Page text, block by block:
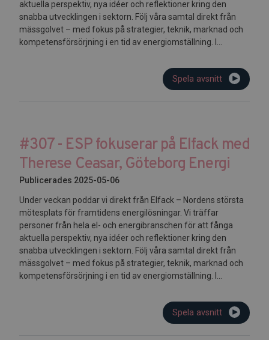
aktuella perspektiv, nya idéer och reflektioner kring den
snabba utvecklingen i sektorn. Följ våra samtal direkt från
mässgolvet – med fokus på strategier, teknik, marknad och
kompetensförsörjning i en tid av energiomställning. I...
Spela avsnitt
#307 - ESP fokuserar på Elfack med
Therese Ceasar, Göteborg Energi
Publicerades 2025-05-06
Under veckan poddar vi direkt från Elfack – Nordens största
mötesplats för framtidens energilösningar. Vi träffar
personer från hela el- och energibranschen för att fånga
aktuella perspektiv, nya idéer och reflektioner kring den
snabba utvecklingen i sektorn. Följ våra samtal direkt från
mässgolvet – med fokus på strategier, teknik, marknad och
kompetensförsörjning i en tid av energiomställning. I...
Spela avsnitt